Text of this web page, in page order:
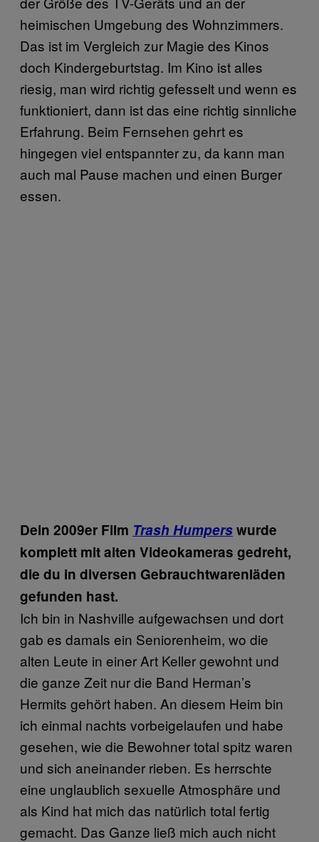
heimischen Umgebung des Wohnzimmers.
Das ist im Vergleich zur Magie des Kinos
doch Kindergeburtstag. Im Kino ist alles
riesig, man wird richtig gefesselt und wenn es
funktioniert, dann ist das eine richtig sinnliche
Erfahrung. Beim Fernsehen gehrt es
hingegen viel entspannter zu, da kann man
auch mal Pause machen und einen Burger
essen.
Dein 2009er Film Trash Humperswurde
komplett mit alten Videokameras gedreht,
die du in diversen Gebrauchtwarenläden
gefunden hast.
Ich bin in Nashville aufgewachsen und dort
gab es damals ein Seniorenheim, wo die
alten Leute in einer Art Keller gewohnt und
die ganze Zeit nur die Band Herman’s
Hermits gehört haben. An diesem Heim bin
ich einmal nachts vorbeigelaufen und habe
gesehen, wie die Bewohner total spitz waren
und sich aneinander rieben. Es herrschte
eine unglaublich sexuelle Atmosphäre und
als Kind hat mich das natürlich total fertig
gemacht. Das Ganze ließ mich auch nicht